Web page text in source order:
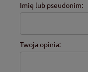
Imię lub pseudonim:
Twoja opinia: